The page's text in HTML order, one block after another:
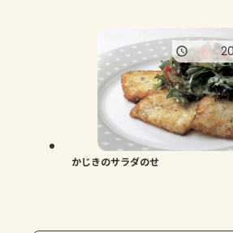
かじきのサラダのせ
20